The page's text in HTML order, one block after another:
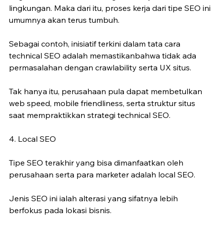
lingkungan. Maka dari itu, proses kerja dari tipe SEO ini
umumnya akan terus tumbuh.
Sebagai contoh, inisiatif terkini dalam tata cara
technical SEO adalah memastikanbahwa tidak ada
permasalahan dengan crawlability serta UX situs.
Tak hanya itu, perusahaan pula dapat membetulkan
web speed, mobile friendliness, serta struktur situs
saat mempraktikkan strategi technical SEO.
4. Local SEO
Tipe SEO terakhir yang bisa dimanfaatkan oleh
perusahaan serta para marketer adalah local SEO.
Jenis SEO ini ialah alterasi yang sifatnya lebih
berfokus pada lokasi bisnis.